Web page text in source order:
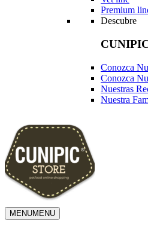
Premium
Descubre
Conozca
Conozca
Nuestras
Nuestra
MENUMENU